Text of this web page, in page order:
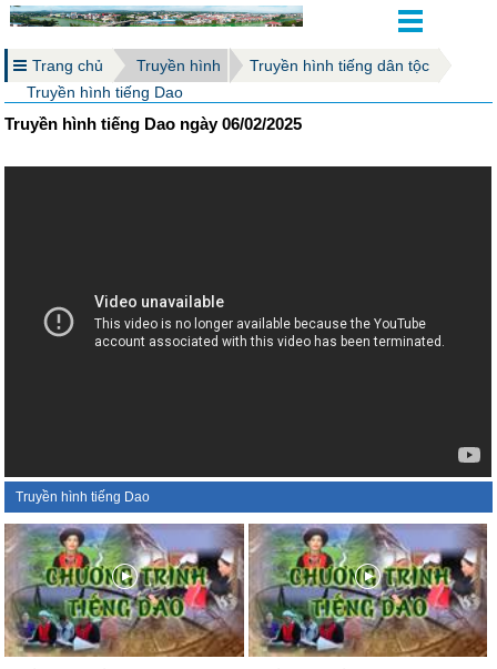
Trang chủ Truyền hình
Truyền hình tiếng dân tộc
Truyền hình tiếng Dao
Truyền hình tiếng Dao ngày 06/02/2025
Truyền hình tiếng Dao